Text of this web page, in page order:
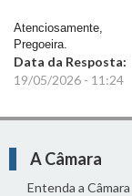
Atenciosamente,
Pregoeira.
Data da Resposta:
19/05/2026 - 11:24
A Câmara
Entenda a Câmara